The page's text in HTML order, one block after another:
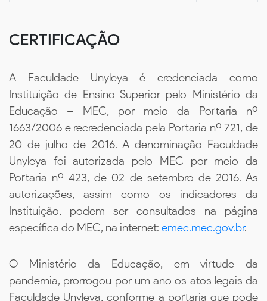
CERTIFICAÇÃO
A Faculdade Unyleya é credenciada como
Instituição de Ensino Superior pelo Ministério da
Educação – MEC, por meio da Portaria nº
1663/2006 e recredenciada pela Portaria nº 721, de
20 de julho de 2016. A denominação Faculdade
Unyleya foi autorizada pelo MEC por meio da
Portaria nº 423, de 02 de setembro de 2016. As
autorizações, assim como os indicadores da
Instituição, podem ser consultados na página
específica do MEC, na internet: emec.mec.gov.br.
O Ministério da Educação, em virtude da
pandemia, prorrogou por um ano os atos legais da
Faculdade Unyleya, conforme a portaria que pode